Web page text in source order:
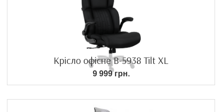
Крісло офісне B-5938 Tilt XL
9 999 грн.